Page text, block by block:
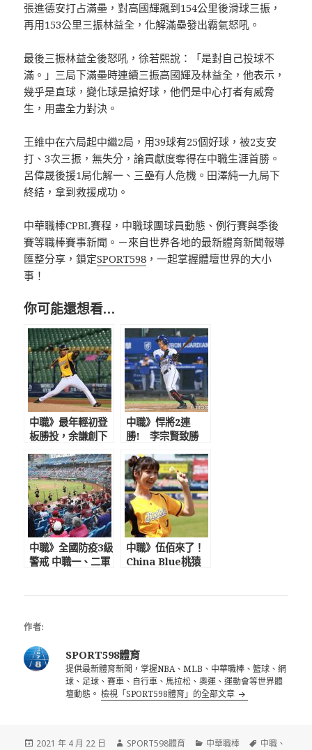
張進德安打占滿壘，對高國輝飆到154公里後滑球三振，
再用153公里三振林益全，化解滿壘發出霸氣怒吼。
最後三振林益全後怒吼，徐若熙說：「是對自己投球不
滿。」三局下滿壘時連續三振高國輝及林益全，他表示，
幾乎是直球，變化球是搶好球，他們是中心打者有威脅
生，用盡全力對決。
王維中在六局起中繼2局，用39球有25個好球，被2支安
打、3次三振，無失分，論貢獻度奪得在中職生涯首勝。
呂偉晟後援1局化解一、三壘有人危機。田澤純一九局下
終結，拿到救援成功。
中華職棒CPBL賽程，中職球團球員動態、例行賽與季後
賽等職棒賽事新聞。－來自世界各地的最新體育新聞報導
匯整分享，鎖定SPORT598 ，一起掌握體壇世界的大小
事！
你可能還想看…
中職》最年輕初登
板勝投，余謙創下
發機會 助總給80
分好評
中職》悍將2連
勝! 李宗賢致勝
化解猿反撲
中職》全國防疫3級
警戒 中職一、二軍
中職》伍佰來了！
China Blue桃猿
作者:
SPORT598體育
提供最新體育新聞，掌握NBA、MLB、中華職棒、籃球、網
球、足球、賽車、自行車、馬拉松、奧運、運動會等世界體
壇動態。檢視「SPORT598體育」的全部文章
發
2021 年 4 月 22 日
作
SPORT598體育
分
中華職棒
標
中職 、